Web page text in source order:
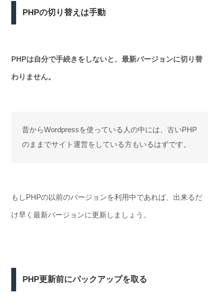
PHPの切り替えは手動
PHPは自分で手続きをしないと、最新バージョンに切り替
わりません。
昔からWordpressを使っている人の中には、古いPHP
のままでサイト運営をしている方もいるはずです。
もしPHPの以前のバージョンを利用中であれば、出来るだ
け早く最新バージョンに更新しましょう。
PHP更新前にバックアップを取る